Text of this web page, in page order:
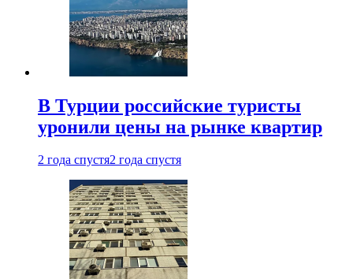
В Турции российские туристы
уронили цены на рынке квартир
2 года спустя2 года спустя